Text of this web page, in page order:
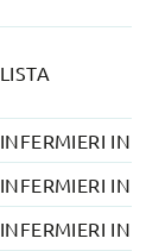
LISTA
INFERMIERI IN
INFERMIERI IN
INFERMIERI IN